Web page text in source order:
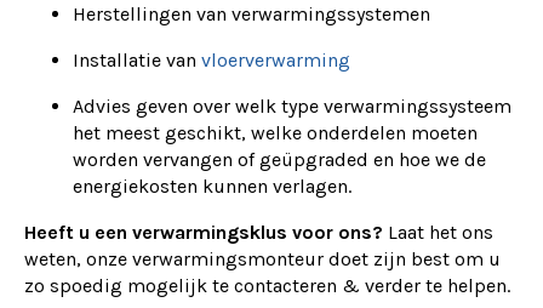
Herstellingen van verwarmingssystemen
Installatie van vloerverwarming
Advies geven over welk type verwarmingssysteem
het meest geschikt, welke onderdelen moeten
worden vervangen of geüpgraded en hoe we de
energiekosten kunnen verlagen.
Heeft u een verwarmingsklus voor ons? Laat het ons
weten, onze verwarmingsmonteur doet zijn best om u
zo spoedig mogelijk te contacteren & verder te helpen.